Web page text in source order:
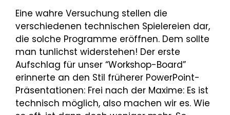
Eine wahre Versuchung stellen die
verschiedenen technischen Spielereien dar,
die solche Programme eröffnen. Dem sollte
man tunlichst widerstehen! Der erste
Aufschlag für unser “Workshop-Board”
erinnerte an den Stil früherer PowerPoint-
Präsentationen: Frei nach der Maxime: Es ist
technisch möglich, also machen wir es. Wie